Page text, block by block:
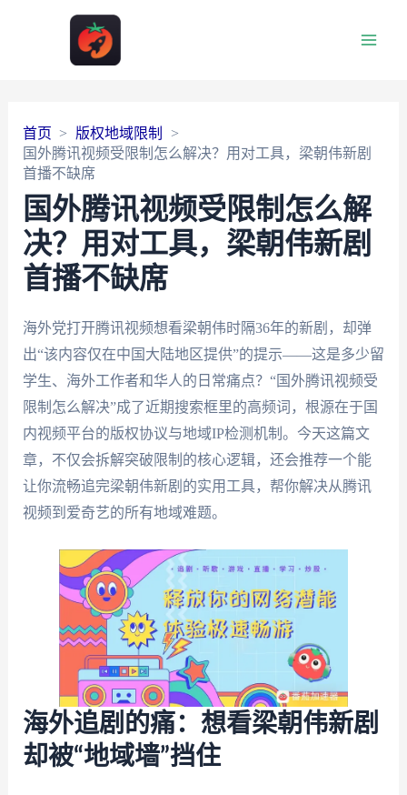
首页
版权地域限制
国外腾讯视频受限制怎么解决？用对工具，梁朝伟新剧
首播不缺席
国外腾讯视频受限制怎么解
决？用对工具，梁朝伟新剧
首播不缺席
海外党打开腾讯视频想看梁朝伟时隔36年的新剧，却弹
出“该内容仅在中国大陆地区提供”的提示——这是多少留
学生、海外工作者和华人的日常痛点？“国外腾讯视频受
限制怎么解决”成了近期搜索框里的高频词，根源在于国
内视频平台的版权协议与地域IP检测机制。今天这篇文
章，不仅会拆解突破限制的核心逻辑，还会推荐一个能
让你流畅追完梁朝伟新剧的实用工具，帮你解决从腾讯
视频到爱奇艺的所有地域难题。
海外追剧的痛：想看梁朝伟新剧
却被“地域墙”挡住